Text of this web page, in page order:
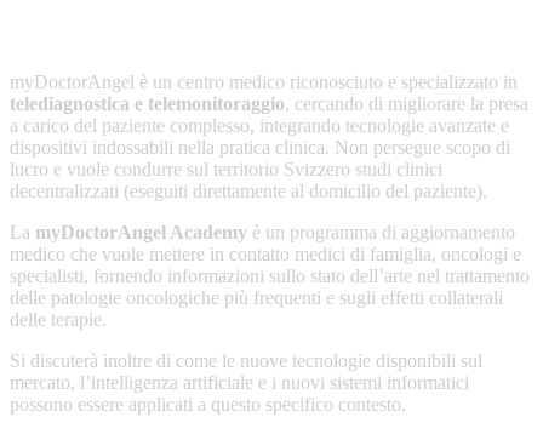
myDoctorAngel è un centro medico riconosciuto e specializzato in
telediagnostica e telemonitoraggio, cercando di migliorare la presa
a carico del paziente complesso, integrando tecnologie avanzate e
dispositivi indossabili nella pratica clinica. Non persegue scopo di
lucro e vuole condurre sul territorio Svizzero studi clinici
decentralizzati (eseguiti direttamente al domicilio del paziente).
La myDoctorAngel Academy è un programma di aggiornamento
medico che vuole mettere in contatto medici di famiglia, oncologi e
specialisti, fornendo informazioni sullo stato dell’arte nel trattamento
delle patologie oncologiche più frequenti e sugli effetti collaterali
delle terapie.
Si discuterà inoltre di come le nuove tecnologie disponibili sul
mercato, l’intelligenza artificiale e i nuovi sistemi informatici
possono essere applicati a questo specifico contesto.